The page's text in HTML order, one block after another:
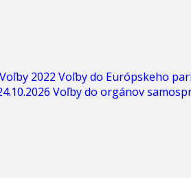
Voľby 2022Voľby do Európskeho
Voľby do orgánov